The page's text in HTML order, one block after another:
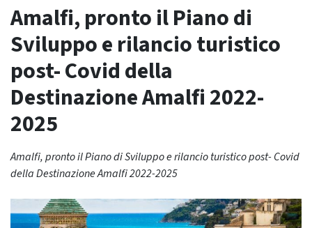
Amalfi, pronto il Piano di
Sviluppo e rilancio turistico
post- Covid della
Destinazione Amalfi 2022-
2025
Amalfi, pronto il Piano di Sviluppo e rilancio turistico post- Covid
della Destinazione Amalfi 2022-2025